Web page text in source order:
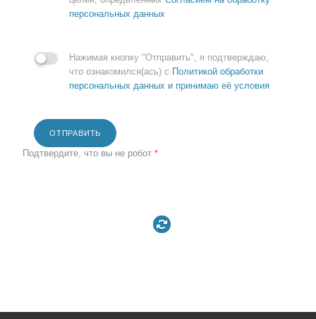
персональных данных
Нажимая кнопку "Отправить", я подтверждаю,
что ознакомился(ась) с Политикой обработки
персональных данных и принимаю её условия
ОТПРАВИТЬ
Подтвердите, что вы не робот *